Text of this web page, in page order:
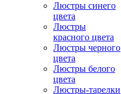
Люстры синего
цвета
Люстры
красного цвета
Люстры черного
цвета
Люстры белого
цвета
Люстры-тарелки